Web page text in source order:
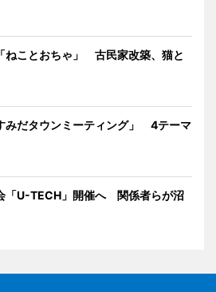
ねことおちゃ」 古民家改築、猫と
みだタウンミーティング」 4テーマ
「U-TECH」開催へ 関係者らが沼